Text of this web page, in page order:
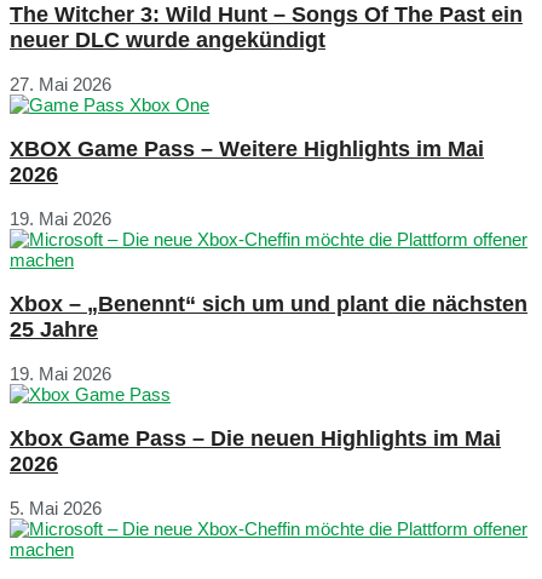
The Witcher 3: Wild Hunt – Songs Of The Past ein
neuer DLC wurde angekündigt
27. Mai 2026
XBOX Game Pass – Weitere Highlights im Mai
2026
19. Mai 2026
Xbox – „Benennt“ sich um und plant die nächsten
25 Jahre
19. Mai 2026
Xbox Game Pass – Die neuen Highlights im Mai
2026
5. Mai 2026